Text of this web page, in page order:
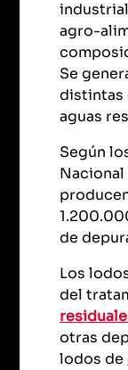
agro-
Se
distintas
aguas
Según
Nacional
de
Los
del
otras
lodos de